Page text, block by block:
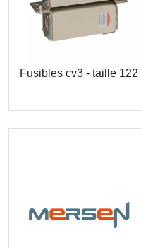
Fusibles cv3 - taille 122